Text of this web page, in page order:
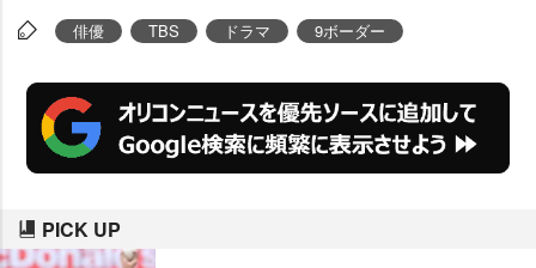
俳優 TBS ドラマ 9ボーダー
PICK UP